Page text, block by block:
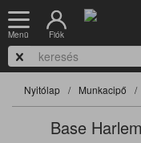
Menü Fiók
Nyitólap Munkacipő
Base